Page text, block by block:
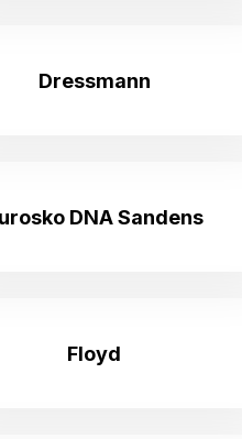
Dressmann
DNA Sandens
Floyd